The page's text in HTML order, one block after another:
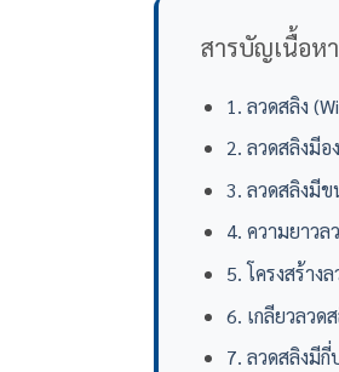
สารบัญเนื้อห
1. ลวดสลิง
2. ลวดสลิงมีอ
3. ลวดสลิงมีข
4. ความยาวล
5. โครงสร้าง
6. เกลียวลวด
7. ลวดสลิงมีกี่